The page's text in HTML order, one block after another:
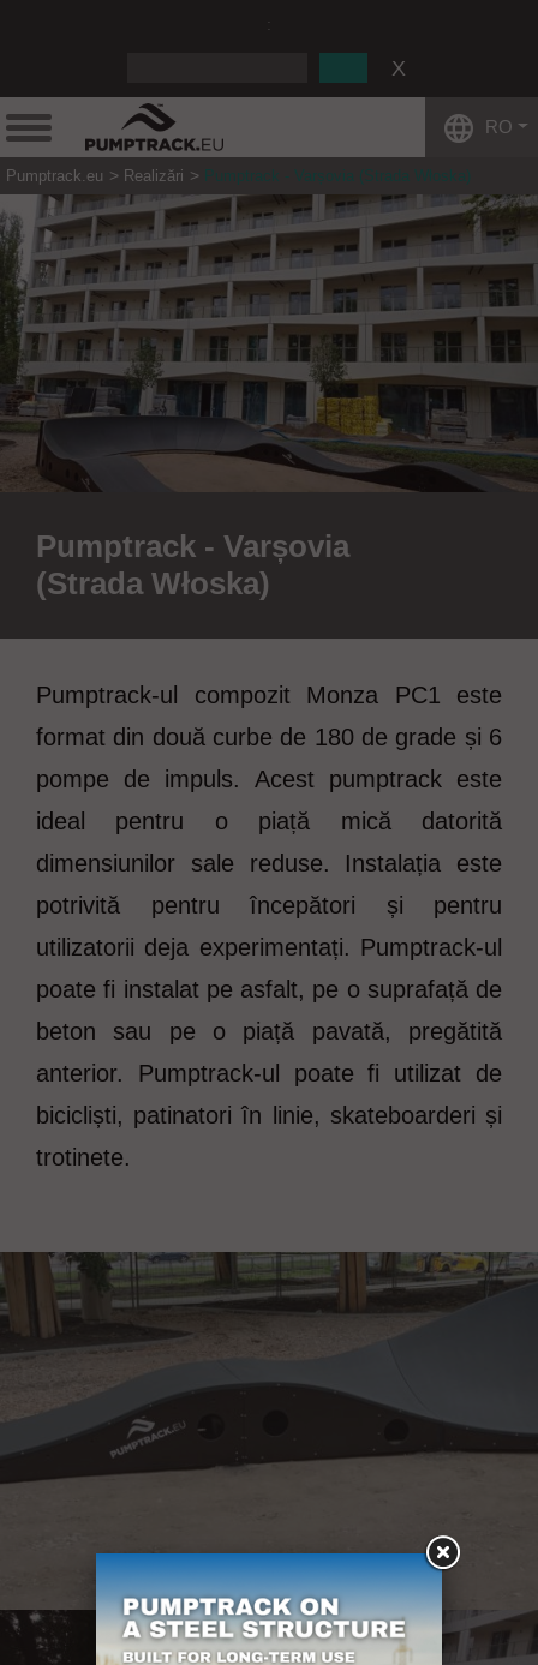
RO
Pumptrack.eu Realizări Pumptrack - Varșovia (Strada Włoska)
Pumptrack - Varșovia
(Strada Włoska)
Pumptrack-ul compozit Monza PC1 este
format din două curbe de 180 de grade și 6
pompe de impuls. Acest pumptrack este
ideal pentru o piață mică datorită
dimensiunilor sale reduse. Instalația este
potrivită pentru începători și pentru
utilizatorii deja experimentați. Pumptrack-ul
poate fi instalat pe asfalt, pe o suprafață de
beton sau pe o piață pavată, pregătită
anterior. Pumptrack-ul poate fi utilizat de
bicicliști, patinatori în linie, skateboarderi și
trotinete.